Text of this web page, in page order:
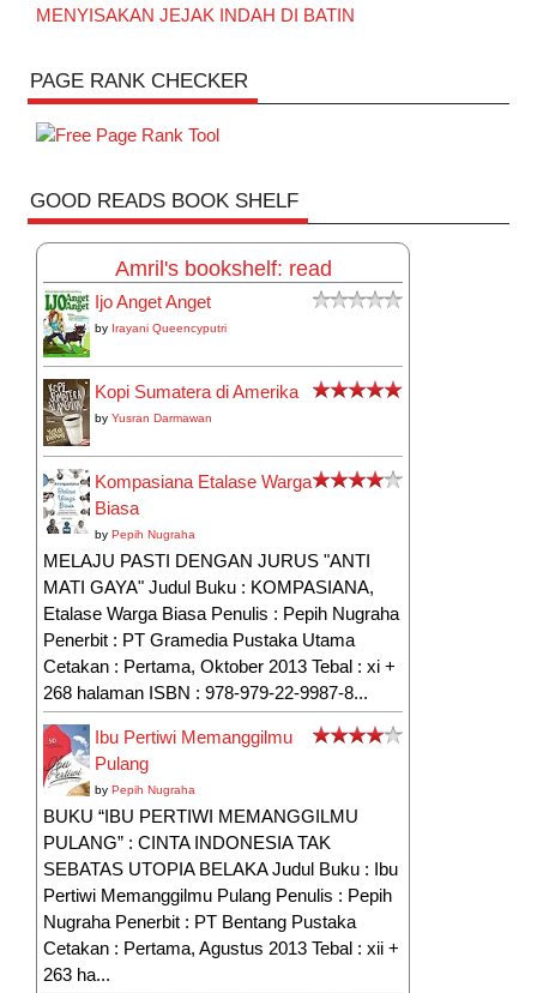
MENYISAKAN JEJAK INDAH DI BATIN
PAGE RANK CHECKER
GOOD READS BOOK SHELF
Amril's bookshelf: read
Ijo Anget Anget
by Irayani Queencyputri
Kopi Sumatera di Amerika
byYusran Darmawan
Kompasiana Etalase Warga
Biasa
byPepih Nugraha
MELAJU PASTI DENGAN JURUS "ANTI
MATI GAYA" Judul Buku : KOMPASIANA,
Etalase Warga Biasa Penulis : Pepih Nugraha
Penerbit : PT Gramedia Pustaka Utama
Cetakan : Pertama, Oktober 2013 Tebal : xi +
268 halaman ISBN : 978-979-22-9987-8...
Ibu Pertiwi Memanggilmu
Pulang
byPepih Nugraha
BUKU “IBU PERTIWI MEMANGGILMU
PULANG” : CINTA INDONESIA TAK
SEBATAS UTOPIA BELAKA Judul Buku : Ibu
Pertiwi Memanggilmu Pulang Penulis : Pepih
Nugraha Penerbit : PT Bentang Pustaka
Cetakan : Pertama, Agustus 2013 Tebal : xii +
263 ha...